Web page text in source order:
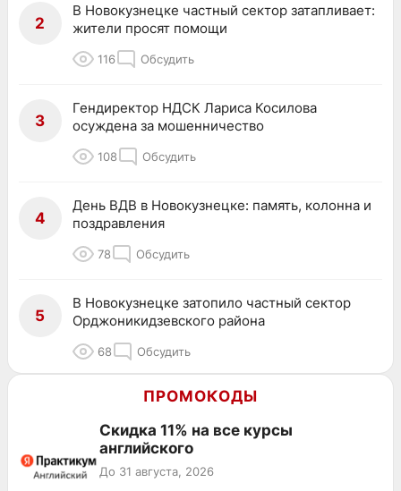
2
В Новокузнецке частный сектор затапливает:
жители просят помощи
116 Обсудить
3
Гендиректор НДСК Лариса Косилова
осуждена за мошенничество
108 Обсудить
4
День ВДВ в Новокузнецке: память, колонна и
поздравления
78 Обсудить
5
В Новокузнецке затопило частный сектор
Орджоникидзевского района
68 Обсудить
ПРОМОКОДЫ
Скидка 11% на все курсы
английского
До 31 августа, 2026